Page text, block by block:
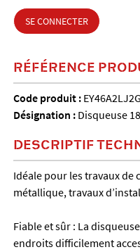
SE CONNECTER
RÉFÉRENCE
Code produit : EY46A2LJ2G
Désignation : Disqueuse
DESCRIPTIF
Idéale pour les travaux
métallique, travaux
Fiable et sûr : La
endroits difficilement